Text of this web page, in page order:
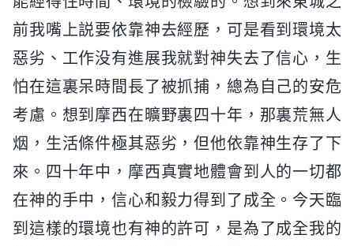
前我嘴上説要依靠神去經歷，可是看到環境太
惡劣、工作没有進展我就對神失去了信心，生
怕在這裏呆時間長了被抓捕，總為自己的安危
考慮。想到摩西在曠野裏四十年，那裏荒無人
烟，生活條件極其惡劣，但他依靠神生存了下
來。四十年中，摩西真實地體會到人的一切都
在神的手中，信心和毅力得到了成全。今天臨
到這樣的環境也有神的許可，是為了成全我的